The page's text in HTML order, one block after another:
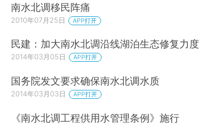
南水北调移民阵痛
2010年07月25日 APP打开
民建：加大南水北调沿线湖泊生态修复力度
2014年03月05日 APP打开
国务院发文要求确保南水北调水质
2014年03月03日 APP打开
《南水北调工程供用水管理条例》施行